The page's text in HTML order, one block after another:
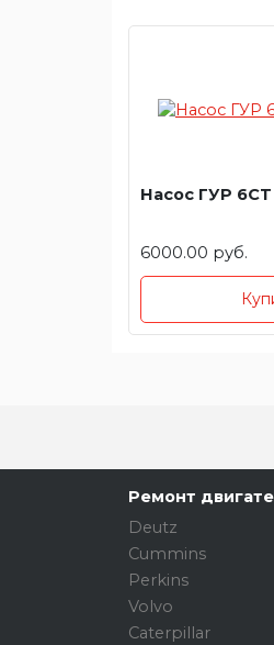
Насос ГУР 6СT
6000.00 руб.
Ремонт
Deutz
Cummins
Perkins
Volvo
Caterpillar